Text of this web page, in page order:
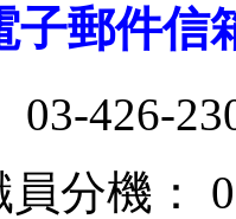
子郵件信
03-426-
分機：